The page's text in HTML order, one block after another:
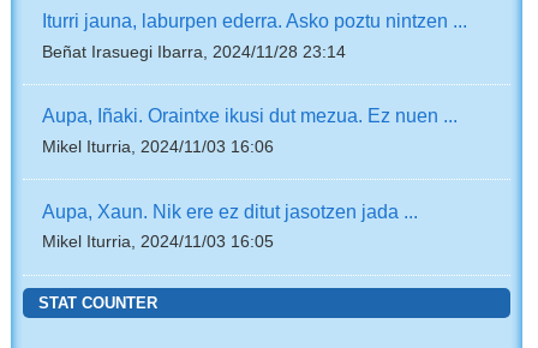
Iturri jauna, laburpen ederra. Asko poztu nintzen ...
Beñat Irasuegi Ibarra, 2024/11/28 23:14
Aupa, Iñaki. Oraintxe ikusi dut mezua. Ez nuen ...
Mikel Iturria, 2024/11/03 16:06
Aupa, Xaun. Nik ere ez ditut jasotzen jada ...
Mikel Iturria, 2024/11/03 16:05
STAT COUNTER